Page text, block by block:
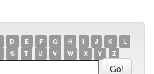
D E F G H I J K
L
S T U V W X Y Z